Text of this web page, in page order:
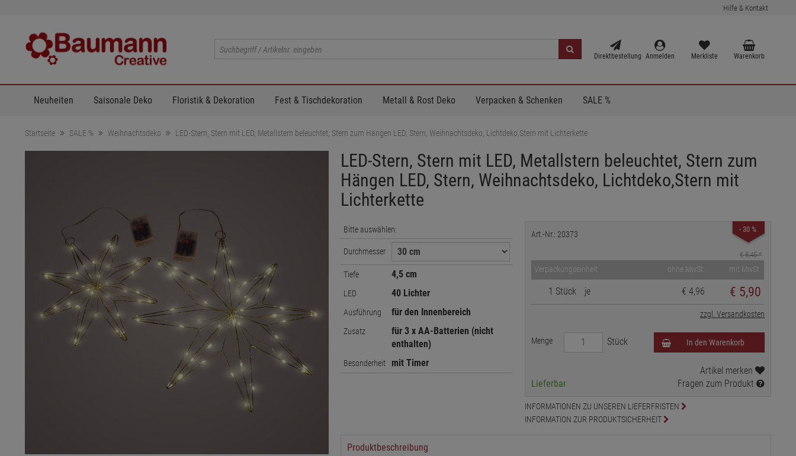
Hilfe & Kontakt
Direktbestellung Anmelden Merkliste Warenkorb
Neuheiten Saisonale Deko Floristik & Dekoration Fest & Tischdekoration Metall & Rost Deko Verpacken & Schenken SALE %
Startseite SALE % Weihnachtsdeko LED-Stern, Stern mit LED, Metallstern beleuchtet, Stern zum Hängen LED, Stern, Weihnachtsdeko, Lichtdeko,Stern mit Lichterkette
LED-Stern, Stern mit LED, Metallstern beleuchtet, Stern zum
Hängen LED, Stern, Weihnachtsdeko, Lichtdeko,Stern mit
Lichterkette
Bitte auswählen:
Durchmesser
Tiefe 4,5 cm
LED 40 Lichter
Ausführung für den Innenbereich
Zusatz
für 3 x AA-Batterien (nicht
enthalten)
Besonderheit mit Timer
- 30 %
Art.-Nr.: 20373
€ 8,45*
Verpackungseinheit ohne MwSt. mit MwSt.
1 Stück je € 4,96 € 5,90
zzgl. Versandkosten
Menge Stück In den Warenkorb
Lieferbar
Artikel merken
Fragen zum Produkt
INFORMATIONEN ZU UNSEREN LIEFERFRISTEN
INFORMATION ZUR PRODUKTSICHERHEIT
Produktbeschreibung